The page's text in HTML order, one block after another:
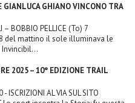
GIANLUCA GHIANO VINCONO TRA
– BOBBIO PELLICE (To) 7
del mattino il sole illuminava le
2025 – 10° EDIZIONE TRAIL
ISCRIZIONI AL VIA SUL SITO